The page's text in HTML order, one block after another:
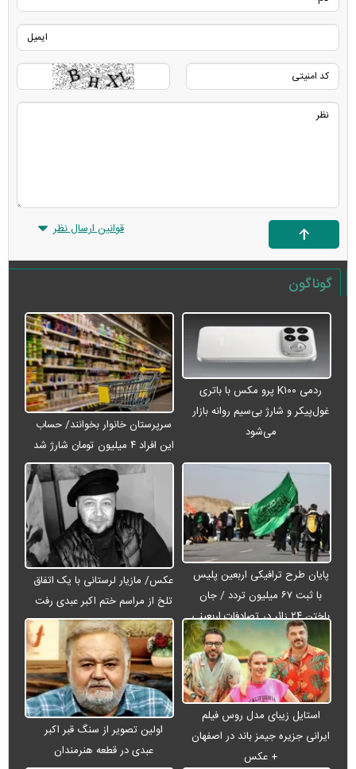
قوانین ارسال نظر
گوناگون
ردمی K۱۰۰ پرو مکس با باتری
غول‌پیکر و شارژ بی‌سیم روانه بازار
می‌شود
سرپرستان خانوار بخوانند/ حساب
این افراد ۴ میلیون تومان شارژ شد
پایان طرح ترافیکی اربعین پلیس
با ثبت ۶۷ میلیون تردد / جان
باختن ۲۴ زائر در تصادفات اربعینی
عکس/ مازیار لرستانی با یک اتفاق
تلخ از مراسم ختم اکبر عبدی رفت
استایل زیبای مدل روس فیلم
ایرانی جزیره جیمز باند در اصفهان
+ عکس
اولین تصویر از سنگ قبر اکبر
عبدی در قطعه هنرمندان